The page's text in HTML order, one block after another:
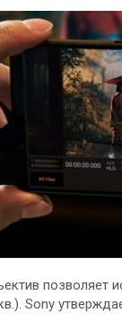
позволяет
Sony